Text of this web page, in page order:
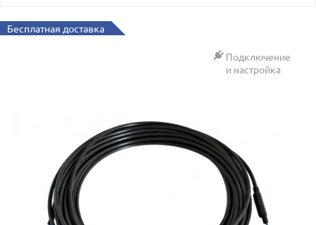
Бесплатная доставка
Подключение
и настройка